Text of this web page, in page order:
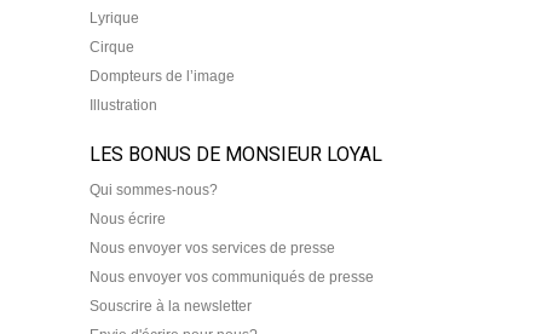
Lyrique
Cirque
Dompteurs de l’image
Illustration
LES BONUS DE MONSIEUR LOYAL
Qui sommes-nous?
Nous écrire
Nous envoyer vos services de presse
Nous envoyer vos communiqués de presse
Souscrire à la newsletter